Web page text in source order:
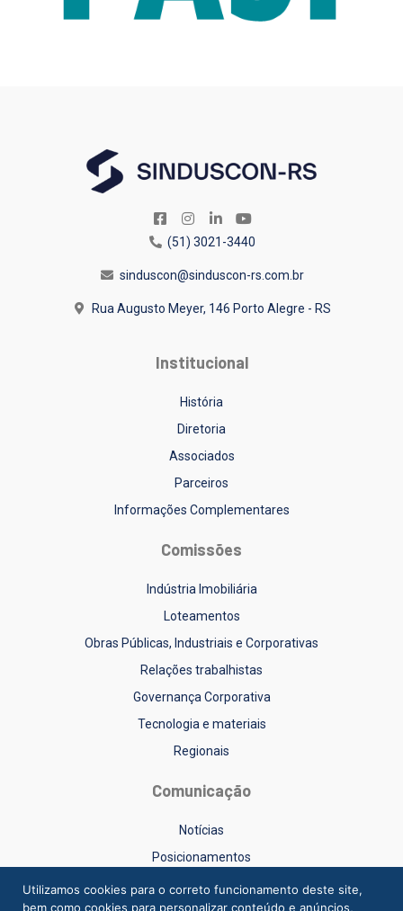
(51) 3021-3440
sinduscon@sinduscon-rs.com.br
Rua Augusto Meyer, 146 Porto Alegre - RS
Institucional
História
Diretoria
Associados
Parceiros
Informações Complementares
Comissões
Indústria Imobiliária
Loteamentos
Obras Públicas, Industriais e Corporativas
Relações trabalhistas
Governança Corporativa
Tecnologia e materiais
Regionais
Comunicação
Notícias
Posicionamentos
Sinduscon-RS na Mídia
Utilizamos cookies para o correto funcionamento deste site,
bem como cookies para personalizar conteúdo e anúncios,